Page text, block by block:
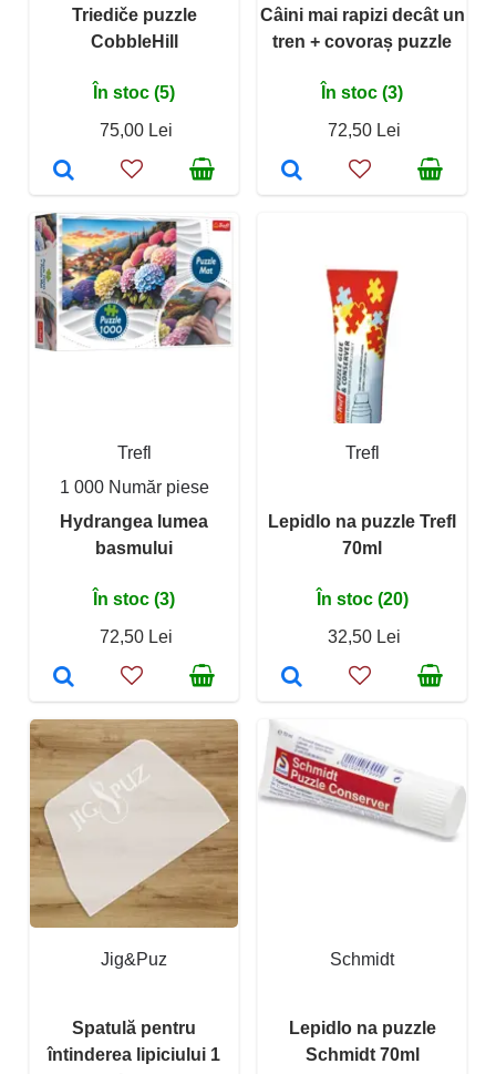
Triediče puzzle
CobbleHill
În stoc (5)
75,00 Lei
Câini mai rapizi decât un
tren + covoraș puzzle
În stoc (3)
72,50 Lei
Trefl
1 000 Număr piese
Hydrangea lumea
basmului
În stoc (3)
72,50 Lei
Trefl
Lepidlo na puzzle Trefl
70ml
În stoc (20)
32,50 Lei
Jig&Puz
Spatulă pentru
întinderea lipiciului 1
Schmidt
Lepidlo na puzzle
Schmidt 70ml